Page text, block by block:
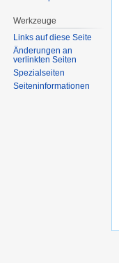
Werkzeuge
Links auf diese Seite
Änderungen an
verlinkten Seiten
Spezialseiten
Seiten­informationen